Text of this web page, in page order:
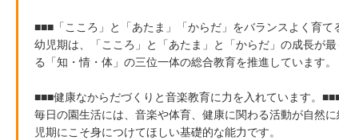
■■■「こころ」と「あたま」「からだ」をバランスよく育
幼児期は、「こころ」と「あたま」と「からだ」の成長が
る「知・情・体」の三位一体の総合教育を推進しています。
■■■健康なからだづくりと音楽教育に力を入れています。
毎日の園生活には、音楽や体育、健康に関わる活動が自然
児期にこそ身につけてほしい基礎的な能力です。